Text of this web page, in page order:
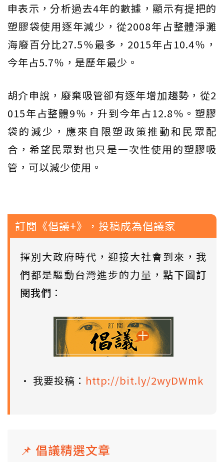
申表示，分析過去4年的數據，顯示有提把的
塑膠袋使用逐年減少，從2008年占整體淨灘
海廢百分比27.5％最多，2015年占10.4％，
今年占5.7％，是歷年最少。
胡介申說，廢棄吸管卻有逐年增加趨勢，從2
015年占整體9％，升到今年占12.8％。塑膠
袋的減少，應來自限塑政策推動和民眾配
合，希望民眾對也只是一次性使用的塑膠吸
管，可以減少使用。
訂閱《倡議+》，投稿成為倡議家
揮別大政府時代，迎接大社會到來，我
們都是驅動台灣進步的力量， 點下圖訂
閱我們 ：
• 我要投稿： http://bit.ly/2wyDWmk
📌 倡議精選文章